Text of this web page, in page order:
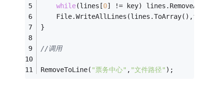
while(lines[0] != key) lines.RemoveAt(
}
//调用
RemoveToLine( "票务中心" , "文件路径" );